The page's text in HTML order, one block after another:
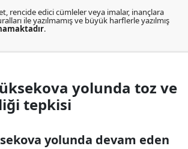
rencide edici cümleler veya imalar, inançlara
ile yazılmamış ve büyük harflerle yazılmış
.
yolunda toz ve
tepkisi
yolunda devam eden